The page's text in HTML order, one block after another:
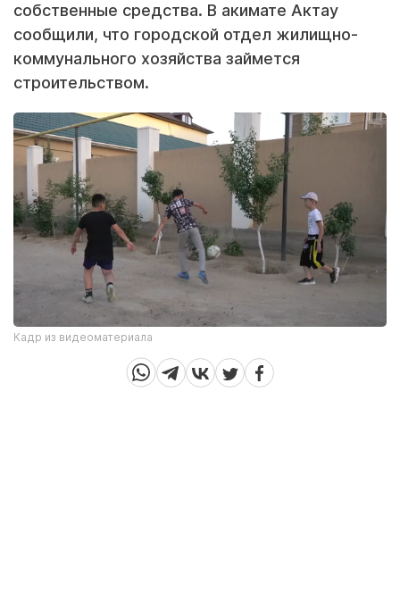
собственные средства. В акимате Актау
сообщили, что городской отдел жилищно-
коммунального хозяйства займется
строительством.
Кадр из видеоматериала